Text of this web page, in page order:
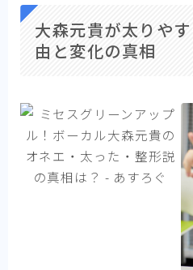
大森元貴が太りや
由と変化の真相